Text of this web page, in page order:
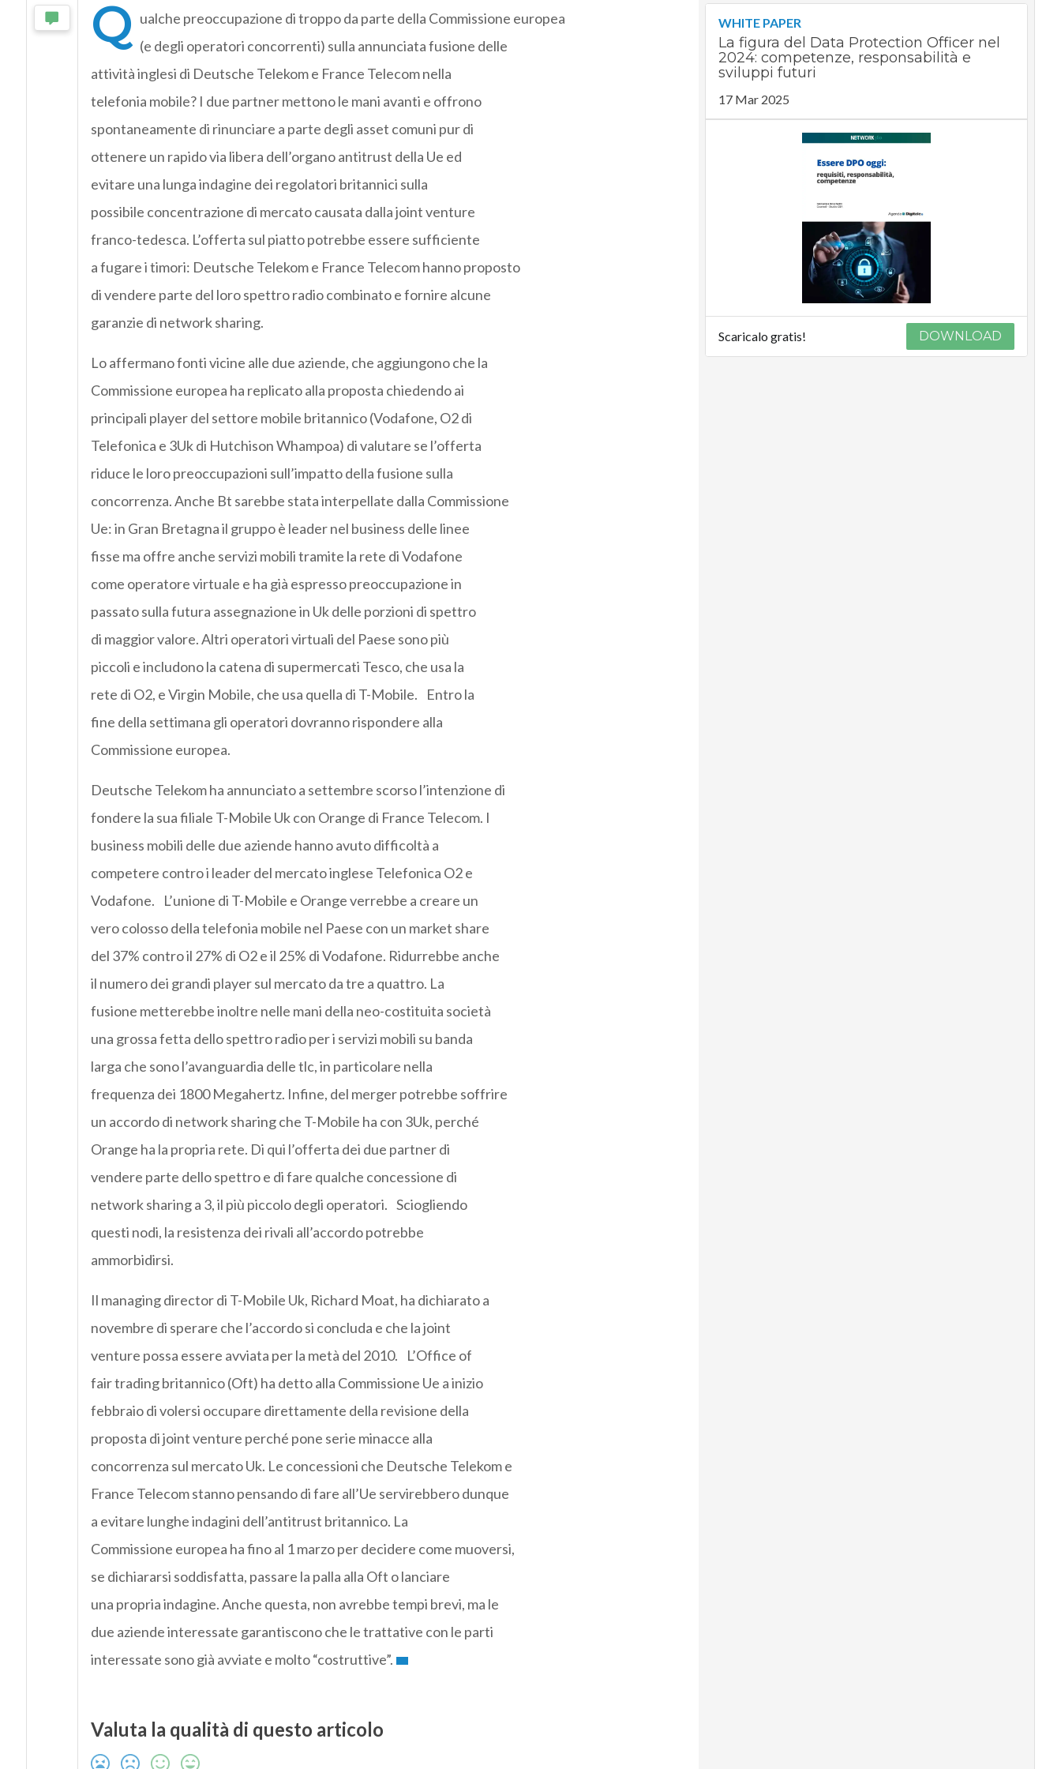
Q ualche preoccupazione di troppo da parte della Commissione europea
(e degli operatori concorrenti) sulla annunciata fusione delle
attività inglesi di Deutsche Telekom e France Telecom nella
telefonia mobile? I due partner mettono le mani avanti e offrono
spontaneamente di rinunciare a parte degli asset comuni pur di
ottenere un rapido via libera dell’organo antitrust della Ue ed
evitare una lunga indagine dei regolatori britannici sulla
possibile concentrazione di mercato causata dalla joint venture
franco-tedesca. L’offerta sul piatto potrebbe essere sufficiente
a fugare i timori: Deutsche Telekom e France Telecom hanno proposto
di vendere parte del loro spettro radio combinato e fornire alcune
garanzie di network sharing.
Lo affermano fonti vicine alle due aziende, che aggiungono che la
Commissione europea ha replicato alla proposta chiedendo ai
principali player del settore mobile britannico (Vodafone, O2 di
Telefonica e 3Uk di Hutchison Whampoa) di valutare se l’offerta
riduce le loro preoccupazioni sull’impatto della fusione sulla
concorrenza. Anche Bt sarebbe stata interpellate dalla Commissione
Ue: in Gran Bretagna il gruppo è leader nel business delle linee
fisse ma offre anche servizi mobili tramite la rete di Vodafone
come operatore virtuale e ha già espresso preoccupazione in
passato sulla futura assegnazione in Uk delle porzioni di spettro
di maggior valore. Altri operatori virtuali del Paese sono più
piccoli e includono la catena di supermercati Tesco, che usa la
rete di O2, e Virgin Mobile, che usa quella di T-Mobile. Entro la
fine della settimana gli operatori dovranno rispondere alla
Commissione europea.
Deutsche Telekom ha annunciato a settembre scorso l’intenzione di
fondere la sua filiale T-Mobile Uk con Orange di France Telecom. I
business mobili delle due aziende hanno avuto difficoltà a
competere contro i leader del mercato inglese Telefonica O2 e
Vodafone. L’unione di T-Mobile e Orange verrebbe a creare un
vero colosso della telefonia mobile nel Paese con un market share
del 37% contro il 27% di O2 e il 25% di Vodafone. Ridurrebbe anche
il numero dei grandi player sul mercato da tre a quattro. La
fusione metterebbe inoltre nelle mani della neo-costituita società
una grossa fetta dello spettro radio per i servizi mobili su banda
larga che sono l’avanguardia delle tlc, in particolare nella
frequenza dei 1800 Megahertz. Infine, del merger potrebbe soffrire
un accordo di network sharing che T-Mobile ha con 3Uk, perché
Orange ha la propria rete. Di qui l’offerta dei due partner di
vendere parte dello spettro e di fare qualche concessione di
network sharing a 3, il più piccolo degli operatori. Sciogliendo
questi nodi, la resistenza dei rivali all’accordo potrebbe
ammorbidirsi.
Il managing director di T-Mobile Uk, Richard Moat, ha dichiarato a
novembre di sperare che l’accordo si concluda e che la joint
venture possa essere avviata per la metà del 2010. L’Office of
fair trading britannico (Oft) ha detto alla Commissione Ue a inizio
febbraio di volersi occupare direttamente della revisione della
proposta di joint venture perché pone serie minacce alla
concorrenza sul mercato Uk. Le concessioni che Deutsche Telekom e
France Telecom stanno pensando di fare all’Ue servirebbero dunque
a evitare lunghe indagini dell’antitrust britannico. La
Commissione europea ha fino al 1 marzo per decidere come muoversi,
se dichiararsi soddisfatta, passare la palla alla Oft o lanciare
una propria indagine. Anche questa, non avrebbe tempi brevi, ma le
due aziende interessate garantiscono che le trattative con le parti
interessate sono già avviate e molto “costruttive”.
Valuta la qualità di questo articolo
WHITE PAPER
La figura del Data Protection Officer nel
2024: competenze, responsabilità e
sviluppi futuri
17 Mar 2025
Scaricalo gratis! DOWNLOAD